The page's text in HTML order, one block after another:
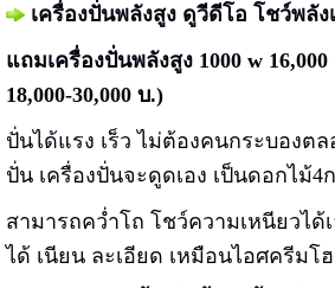
เครื่องปั่นพลังสูง ดูวีดีโอ โชว์พลัง
แถมเครื่องปั่นพลังสูง 1000 w
18,000-30,000 บ.)
ปั่นได้แรง เร็ว ไม่ต้องคนกระบองตล
ปั่น เครื่องปั่นจะดูดเอง เป็นดอกไม้
สามารถคว่ำโถ โชว์ความเหนียวได้
ได้ เนียน ละเอียด เหมือนไอศครีมโ